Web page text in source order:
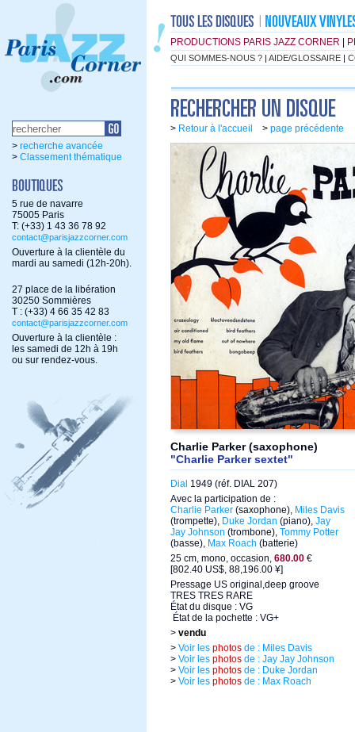
PRODUCTIONS PARIS JAZZ CORNER
QUI SOMMES-NOUS ? | AIDE/GLOSSAIRE |
> recherche avancée
> Classement thématique
5 rue de navarre
75005 Paris
T: (+33) 1 43 36 78 92
contact@parisjazzcorner.com
Ouverture à la clientèle du
mardi au samedi (12h-20h).
27 place de la libération
30250 Sommières
T : (+33) 4 66 35 42 83
contact@parisjazzcorner.com
Ouverture à la clientèle :
les samedi de 12h à 19h
ou sur rendez-vous.
> Retour à l'accueil > page précédente
Charlie Parker (saxophone)
"Charlie Parker sextet"
Dial 1949 (réf. DIAL 207)
Avec la participation de :
Charlie Parker (saxophone), Miles Davis
(trompette), Duke Jordan (piano), Jay
Jay Johnson (trombone), Tommy Potter
(basse), Max Roach (batterie)
25 cm, mono, occasion, 680.00 €
[802.40 US$, 88,196.00 ¥]
Pressage US original,deep groove
TRES TRES RARE
État du disque : VG
État de la pochette : VG+
> vendu
> Voir les photos de : Miles Davis
> Voir les photos de : Jay Jay Johnson
> Voir les photos de : Duke Jordan
> Voir les photos de : Max Roach